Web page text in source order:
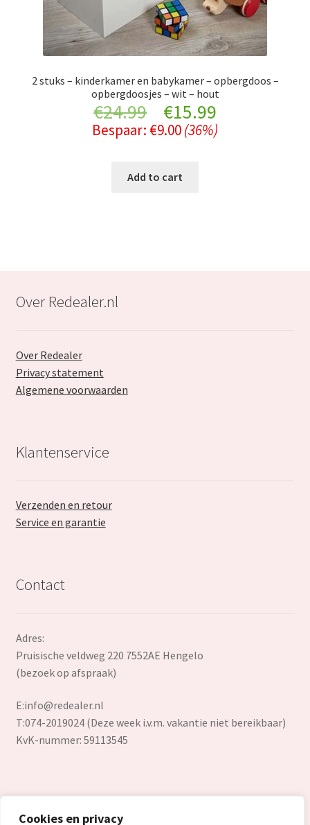
Cookies en privacy
2 stuks – kinderkamer en babykamer – opbergdoos –
opbergdoosjes – wit – hout
€24.99
Original
price
was:
€15.99Current
price
Bespaar: €9.00(36%)
Add to cart
Over Redealer.nl
Over Redealer
Privacy statement
Algemene voorwaarden
Klantenservice
Verzenden en retour
Service en garantie
Contact
Adres:
Pruisische veldweg 220 7552AE Hengelo
(bezoek op afspraak)
E:info@redealer.nl
T:074-2019024 (Deze week i.v.m. vakantie niet bereikbaar)
KvK-nummer: 59113545